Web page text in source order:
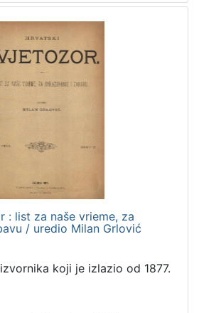
: list za naše vrieme, za
/ uredio Milan Grlović
koji je izlazio od 1877.